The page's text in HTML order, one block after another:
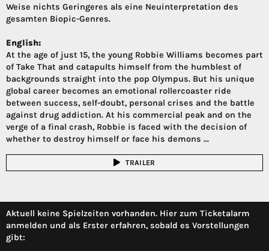
Weise nichts Geringeres als eine Neuinterpretation des
gesamten Biopic-Genres.
English:
At the age of just 15, the young Robbie Williams becomes part
of Take That and catapults himself from the humblest of
backgrounds straight into the pop Olympus. But his unique
global career becomes an emotional rollercoaster ride
between success, self-doubt, personal crises and the battle
against drug addiction. At his commercial peak and on the
verge of a final crash, Robbie is faced with the decision of
whether to destroy himself or face his demons ...
TRAILER
Aktuell keine Spielzeiten vorhanden. Hier zum Ticketalarm
anmelden und als Erster erfahren, sobald es Vorstellungen
gibt: